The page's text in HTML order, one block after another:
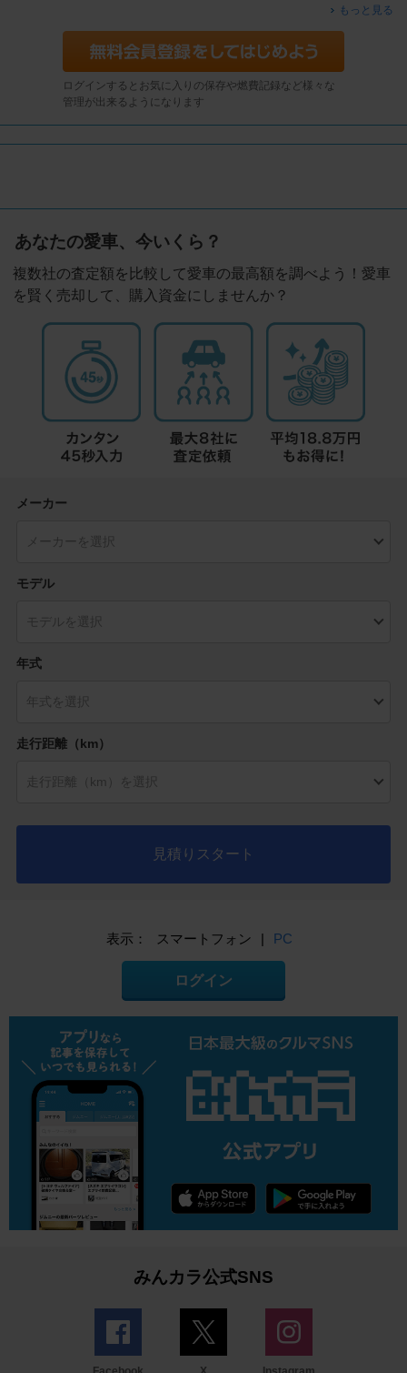
もっと見る
ログインするとお気に入りの保存や燃費記録など様々な
管理が出来るようになります
あなたの愛車、今いくら？
複数社の査定額を比較して愛車の最高額を調べよう！愛車
を賢く売却して、購入資金にしませんか？
メーカー
モデル
年式
走行距離（km）
見積りスタート
表示： スマートフォン | PC
ログイン
みんカラ公式SNS